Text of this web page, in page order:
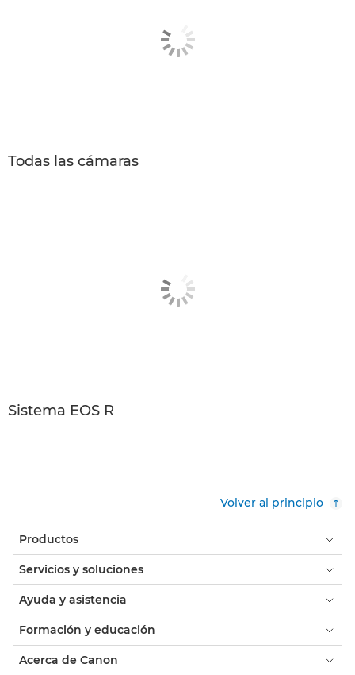
Todas las cámaras
Sistema EOS R
Volver al principio
Productos
Servicios y soluciones
Ayuda y asistencia
Formación y educación
Acerca de Canon